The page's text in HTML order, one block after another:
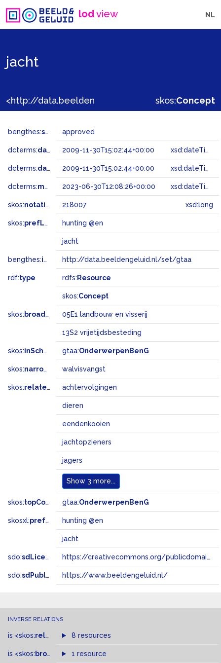
lodview NL
jacht
skos:Concept
bengthes:status approved
dcterms:dateAccepted 2009-11-30T15:02:44+00:00 xsd:dateTime
dcterms:dateSubmitted 2009-11-30T15:02:44+00:00 xsd:dateTime
dcterms:modified 2023-06-30T12:08:26+00:00 xsd:dateTime
skos:notation 218007 xsd:long
skos:prefLabel hunting @en
jacht
bengthes:inSet http://data.beeldengeluid.nl/set/gtaa
rdf:type rdfs: Resource
skos:Concept
skos: broadMatch 05E1 landbouw en visserij
13S2 vrijetijdsbesteding
skos:inScheme gtaa:OnderwerpenBenG
skos:narrower walvisvangst
skos:related achtervolgingen
dieren
eendenkooien
jachtopzieners
jagers
Show 3 more...
skos:topConceptOf gtaa:OnderwerpenBenG
skosxl:prefLabel hunting @en
jacht
sdo:sdLicense https://creativecommons.org/publicdomain/zero/1.0/
sdo:sdPublisher https://www.beeldengeluid.nl/
INVERSE RELATIONS
is <skos:related > of
8 resources
is <skos: broader > of
1 resource